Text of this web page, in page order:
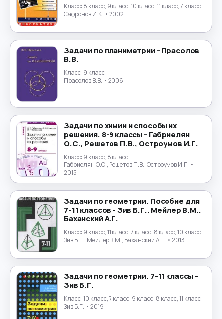
ОБЖ
Обществознание →
Окружающий мир
Польский язык
Португальский язык →
Природоведение
Психология
Религиоведение →
Русский язык →
Технология →
Труд →
Турецкий язык →
Украинский язык →
Класс: 8 класс, 9 класс, 10 класс, 11 класс, 7 класс
Сафронов И.К. • 2002
Задачи по планиметрии - Прасолов
В.В.
Класс: 9 класс
Прасолов В.В. • 2006
Задачи по химии и способы их
решения. 8-9 классы - Габриелян
О.С., Решетов П.В., Остроумов И.Г.
Класс: 9 класс, 8 класс
Габриелян О.С., Решетов П.В., Остроумов И.Г. •
2015
Задачи по геометрии. Пособие для
7-11 классов - Зив Б.Г., Мейлер В.М.,
Баханский А.Г.
Класс: 9 класс, 11 класс, 7 класс, 8 класс, 10 класс
Зив Б.Г., Мейлер В.М., Баханский А.Г. • 2013
Задачи по геометрии. 7-11 классы -
Зив Б.Г.
Класс:10 класс, 7 класс, 9 класс, 8 класс, 11 класс
Зив Б.Г. • 2019